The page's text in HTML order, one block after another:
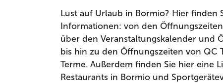
Lust auf Urlaub in Bormio? Hier finden
Informationen: von den
über den Veranstaltungskalender und
bis hin zu den Öffnungszeiten von QC
Terme. Außerdem finden Sie hier eine
Restaurants in Bormio und